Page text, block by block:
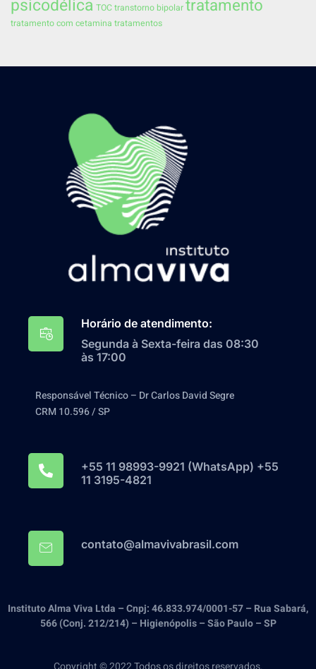
psicodélica TOCtranstorno bipolartratamento
tratamento com cetamina tratamentos
Horário de atendimento:
Segunda à Sexta-feira das 08:30
às 17:00
Responsável Técnico – Dr Carlos David Segre
CRM 10.596 / SP
+55 11 98993-9921‬ (WhatsApp) +55
11 3195-4821
contato@almavivabrasil.com
Instituto Alma Viva Ltda – Cnpj: 46.833.974/0001-57 – Rua Sabará,
566 (Conj. 212/214) – Higienópolis – São Paulo – SP